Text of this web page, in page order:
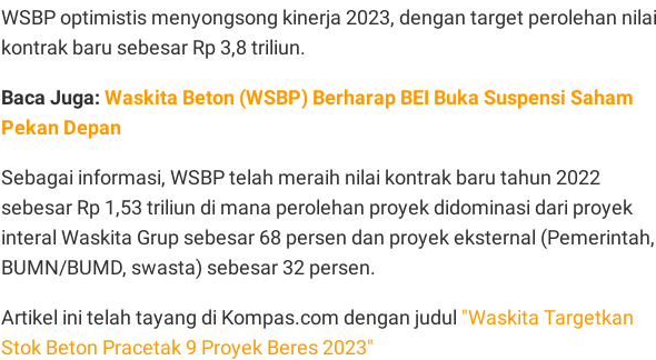
WSBP optimistis menyongsong kinerja 2023, dengan target perolehan nilai
kontrak baru sebesar Rp 3,8 triliun.
Baca Juga: Waskita Beton (WSBP) Berharap BEI Buka Suspensi Saham
Pekan Depan
Sebagai informasi, WSBP telah meraih nilai kontrak baru tahun 2022
sebesar Rp 1,53 triliun di mana perolehan proyek didominasi dari proyek
interal Waskita Grup sebesar 68 persen dan proyek eksternal (Pemerintah,
BUMN/BUMD, swasta) sebesar 32 persen.
Artikel ini telah tayang di Kompas.com dengan judul "Waskita Targetkan
Stok Beton Pracetak 9 Proyek Beres 2023"